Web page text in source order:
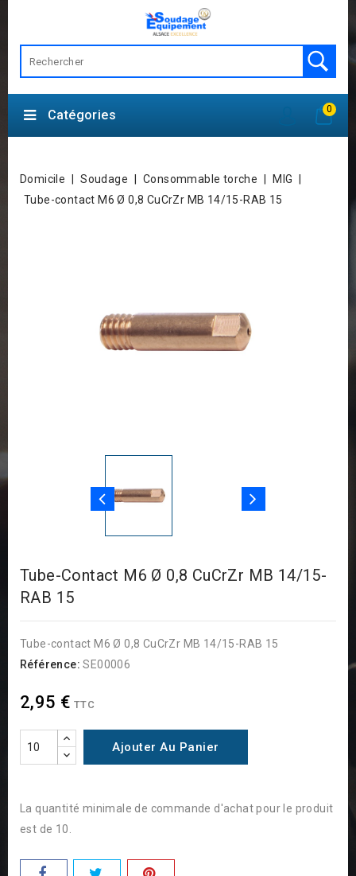
0
Catégories
Domicile Soudage Consommable torche
MIG
Tube-contact M6 Ø 0,8 CuCrZr MB 14/15-RAB 15
Tube-Contact M6 Ø 0,8 CuCrZr MB 14/15-
RAB 15
Tube-contact M6 Ø 0,8 CuCrZr MB 14/15-RAB 15
Référence: SE00006
2,95 € TTC
Ajouter Au Panier
La quantité minimale de commande d'achat pour le produit
est de 10.